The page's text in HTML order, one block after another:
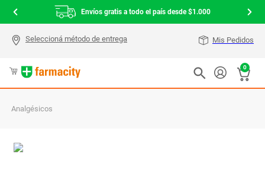
Envíos gratis a todo el país desde $1.000
Mis Pedidos
0
Analgésicos